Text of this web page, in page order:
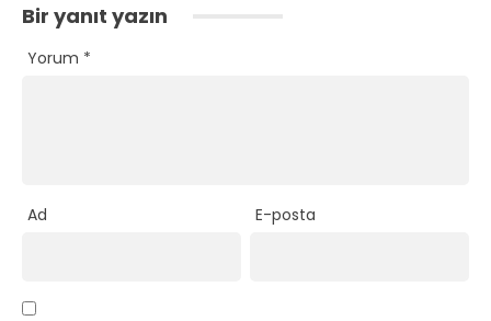
Bir yanıt yazın
Yorum *
Ad E-posta